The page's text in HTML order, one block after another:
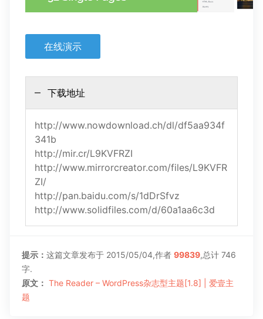
在线演示
下载地址
http://www.nowdownload.ch/dl/df5aa934f
341b
http://mir.cr/L9KVFRZI
http://www.mirrorcreator.com/files/L9KVFR
ZI/
http://pan.baidu.com/s/1dDrSfvz
http://www.solidfiles.com/d/60a1aa6c3d
提示： 这篇文章发布于 2015/05/04,作者 99839,总计 746
字.
原文： The Reader – WordPress杂志型主题[1.8] | 爱壹主
题